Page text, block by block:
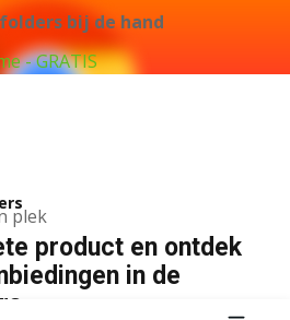
bij de hand
- GRATIS
plek
product en ontdek
in de